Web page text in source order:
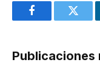
Facebook
Publicaciones